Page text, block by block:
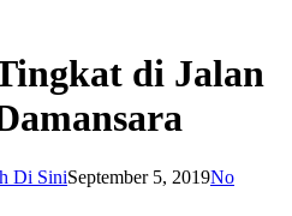
di Jalan
Di SiniSeptember 5, 2019No